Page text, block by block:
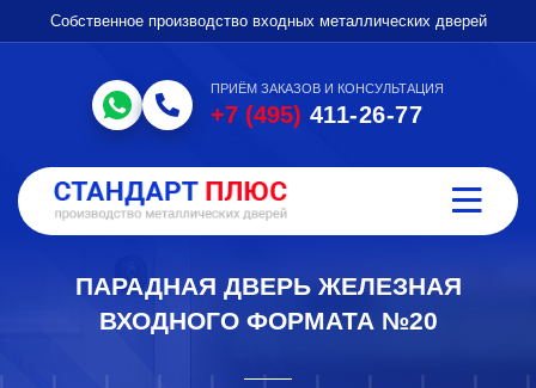
Собственное производство входных металлических дверей
ПРИЁМ ЗАКАЗОВ И КОНСУЛЬТАЦИЯ
+7 (495) 411-26-77
ПАРАДНАЯ ДВЕРЬ ЖЕЛЕЗНАЯ
ВХОДНОГО ФОРМАТА №20